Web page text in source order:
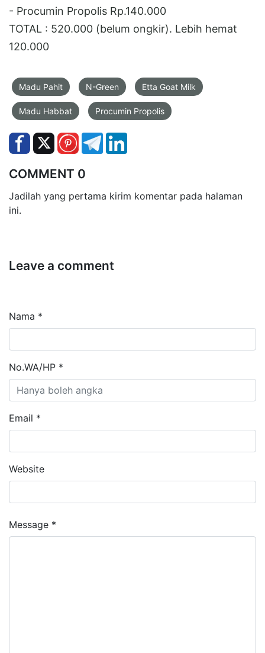
- Procumin Propolis Rp.140.000
TOTAL : 520.000 (belum ongkir). Lebih hemat
120.000
Madu Pahit N-Green Etta Goat Milk
Madu Habbat Procumin Propolis
COMMENT 0
Jadilah yang pertama kirim komentar pada halaman
ini.
Leave a comment
Nama *
No.WA/HP *
Email *
Website
Message *